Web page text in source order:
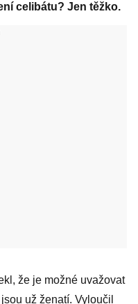
celibátu? Jen těžko.
že je možné uvažovat
už ženatí. Vyloučil